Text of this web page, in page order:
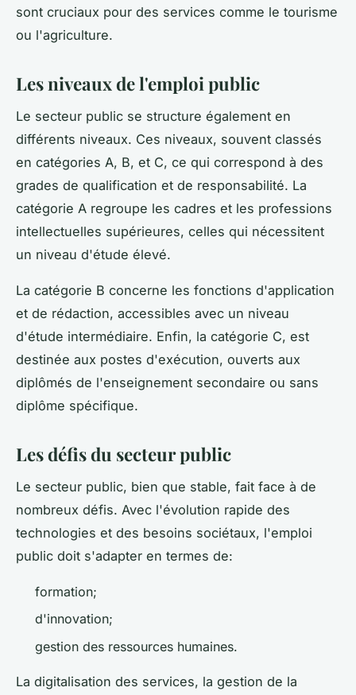
sont cruciaux pour des services comme le tourisme
ou l'agriculture.
Les niveaux de l'emploi public
Le secteur public se structure également en
différents niveaux. Ces niveaux, souvent classés
en catégories A, B, et C, ce qui correspond à des
grades de qualification et de responsabilité. La
catégorie A regroupe les cadres et les professions
intellectuelles supérieures, celles qui nécessitent
un niveau d'étude élevé.
La catégorie B concerne les fonctions d'application
et de rédaction, accessibles avec un niveau
d'étude intermédiaire. Enfin, la catégorie C, est
destinée aux postes d'exécution, ouverts aux
diplômés de l'enseignement secondaire ou sans
diplôme spécifique.
Les défis du secteur public
Le secteur public, bien que stable, fait face à de
nombreux défis. Avec l'évolution rapide des
technologies et des besoins sociétaux, l'emploi
public doit s'adapter en termes de:
formation;
d'innovation;
gestion des ressources humaines.
La digitalisation des services, la gestion de la